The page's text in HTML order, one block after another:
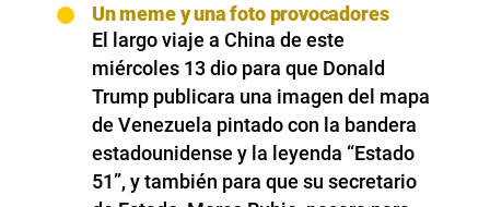
Un meme y una foto provocadores
El largo viaje a China de este
miércoles 13 dio para que Donald
Trump publicara una imagen del mapa
de Venezuela pintado con la bandera
estadounidense y la leyenda “Estado
51”, y también para que su secretario